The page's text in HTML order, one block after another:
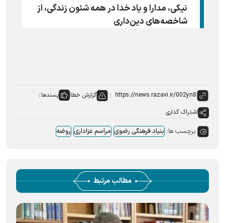
نیکی، مدارا و یاد خدا در همه شئون زندگی، از
شاخصه‌های دین‌داری
گزارش خطا
پسندها:
اشتراک گذاری
برچسب ها: بنیاد فرهنگی رضوی مراسم عزاداری روضه
مطالب مرتبط